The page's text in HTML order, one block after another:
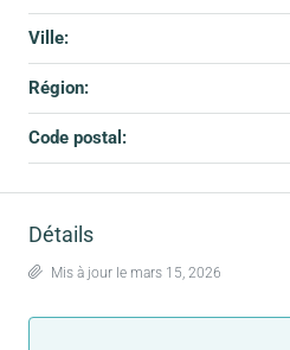
Ville:
Région:
Code postal:
Détails
Mis à jour le mars 15, 2026